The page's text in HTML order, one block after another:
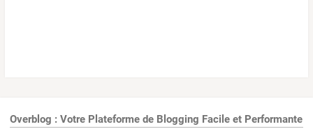
Overblog : Votre Plateforme de Blogging Facile et Performante